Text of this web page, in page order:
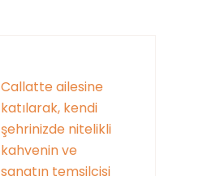
Callatte ailesine
katılarak, kendi
şehrinizde nitelikli
kahvenin ve
sanatın temsilcisi